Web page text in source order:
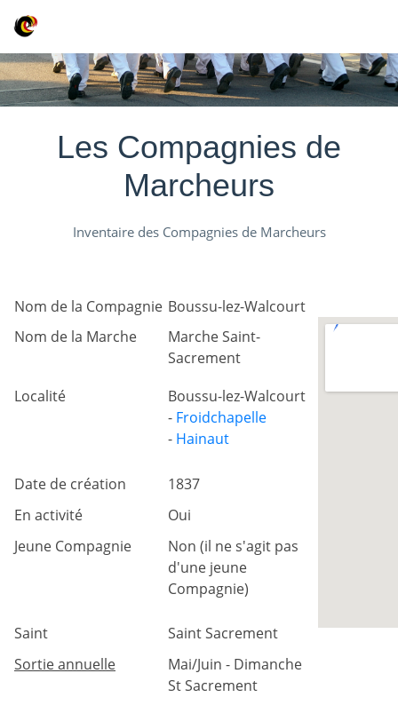
Les Compagnies de
Marcheurs
Inventaire des Compagnies de Marcheurs
Nom de la Compagnie Boussu-lez-Walcourt
Nom de la Marche
Marche Saint-
Sacrement
Localité
Boussu-lez-Walcourt
- Froidchapelle
- Hainaut
Date de création
1837
En activité
Oui
Jeune Compagnie
Non (il ne s'agit pas
d'une jeune
Compagnie)
Saint
Saint Sacrement
Sortie annuelle
Mai/Juin - Dimanche
St Sacrement